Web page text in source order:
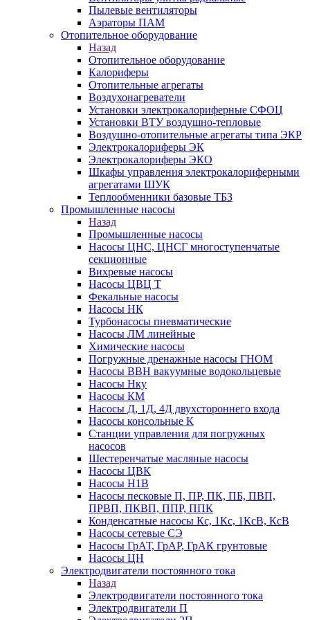
Пылевые вентиляторы
Аэраторы ПАМ
Отопительное оборудование
Назад
Отопительное оборудование
Калориферы
Отопительные агрегаты
Воздухонагреватели
Установки электрокалориферные СФОЦ
Установки ВТУ воздушно-тепловые
Воздушно-отопительные агрегаты типа ЭКР
Электрокалориферы ЭК
Электрокалориферы ЭКО
Шкафы управления электрокалориферными
агрегатами ШУК
Теплообменники базовые ТБЗ
Промышленные насосы
Назад
Промышленные насосы
Насосы ЦНС, ЦНСГ многоступенчатые
секционные
Вихревые насосы
Насосы ЦВЦ Т
Фекальные насосы
Насосы НК
Турбонасосы пневматические
Насосы ЛМ линейные
Химические насосы
Погружные дренажные насосы ГНОМ
Насосы ВВН вакуумные водокольцевые
Насосы Нку
Насосы КМ
Насосы Д, 1Д, 4Д двухстороннего входа
Насосы консольные К
Станции управления для погружных
насосов
Шестеренчатые масляные насосы
Насосы ЦВК
Насосы Н1В
Насосы песковые П, ПР, ПК, ПБ, ПВП,
ПРВП, ПКВП, ППР, ППК
Конденсатные насосы Кс, 1Кс, 1КсВ, КсВ
Насосы сетевые СЭ
Насосы ГрАТ, ГрАР, ГрАК грунтовые
Насосы ЦН
Электродвигатели постоянного тока
Назад
Электродвигатели постоянного тока
Электродвигатели П